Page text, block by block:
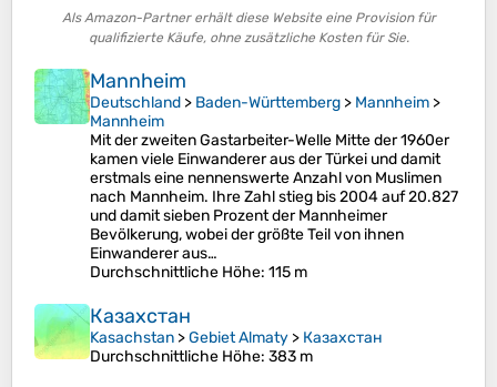
Als Amazon-Partner erhält diese Website eine Provision für
qualifizierte Käufe, ohne zusätzliche Kosten für Sie.
Mannheim
Deutschland > Baden-Württemberg > Mannheim >
Mannheim
Mit der zweiten Gastarbeiter-Welle Mitte der 1960er
kamen viele Einwanderer aus der Türkei und damit
erstmals eine nennenswerte Anzahl von Muslimen
nach Mannheim. Ihre Zahl stieg bis 2004 auf 20.827
und damit sieben Prozent der Mannheimer
Bevölkerung, wobei der größte Teil von ihnen
Einwanderer aus…
Durchschnittliche Höhe: 115 m
Казахстан
Kasachstan >Gebiet Almaty > Казахстан
Durchschnittliche Höhe: 383 m